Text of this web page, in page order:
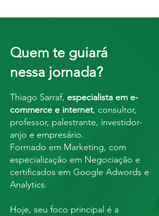
Quem te guiará
nessa jornada?
Thiago Sarraf, especialista em e-
commerce e internet, consultor,
professor, palestrante, investidor-
anjo e empresário.
Formado em Marketing, com
especialização em Negociação e
certificados em Google Adwords e
Analytics.
Hoje, seu foco principal é a